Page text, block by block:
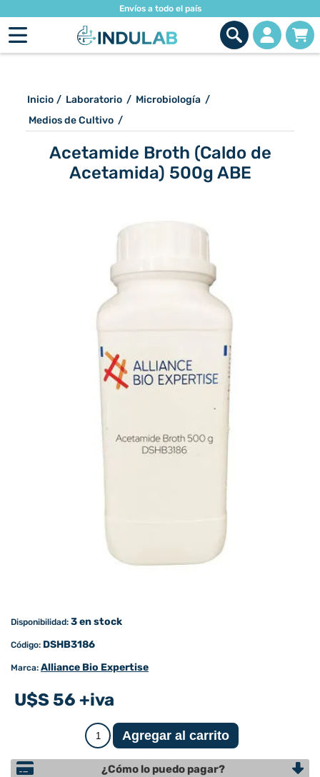
Envíos a todo el país
Inicio / Laboratorio / Microbiología /
Medios de Cultivo /
Acetamide Broth (Caldo de
Acetamida) 500g ABE
Disponibilidad: 3 en stock
Código: DSHB3186
Marca: Alliance Bio Expertise
U$S 56 +iva
¿Cómo lo puedo pagar?